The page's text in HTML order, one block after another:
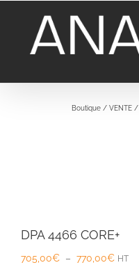
Boutique / VENTE /
DPA 4466 CORE+
705,00€ – 770,00€Plage
HT